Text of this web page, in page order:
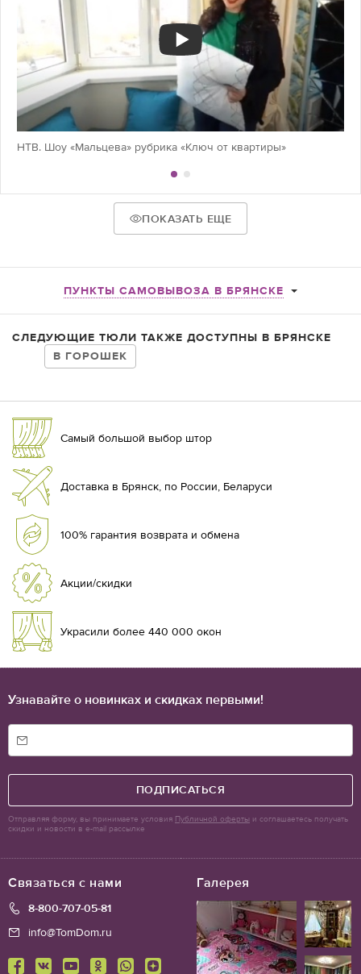
НТВ. Шоу «Мальцева» рубрика «Ключ от квартиры»
ПОКАЗАТЬ ЕЩЕ
ПУНКТЫ САМОВЫВОЗА В БРЯНСКЕ
СЛЕДУЮЩИЕ ТЮЛИ ТАКЖЕ ДОСТУПНЫ В БРЯНСКЕ
В ГОРОШЕК
Самый большой выбор штор
Доставка в Брянск, по России, Беларуси
100% гарантия возврата и обмена
Акции/скидки
Украсили более 440 000 окон
Галерея
Связаться с нами
8-800-707-05-81
info@TomDom.ru
Узнавайте о новинках и скидках первыми!
ПОДПИСАТЬСЯ
Отправляя форму, вы принимаете условия Публичной оферты и соглашаетесь получать
скидки и новости в e-mail рассылке